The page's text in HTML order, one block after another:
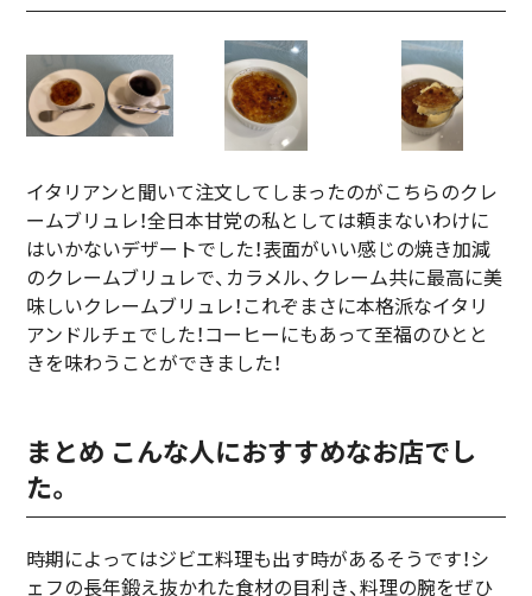
イタリアンと聞いて注文してしまったのがこちらのクレ
ームブリュレ！全日本甘党の私としては頼まないわけに
はいかないデザートでした！表面がいい感じの焼き加減
のクレームブリュレで、カラメル、クレーム共に最高に美
味しいクレームブリュレ！これぞまさに本格派なイタリ
アンドルチェでした！コーヒーにもあって至福のひとと
きを味わうことができました！
まとめ こんな人におすすめなお店でし
た。
時期によってはジビエ料理も出す時があるそうです！シ
ェフの長年鍛え抜かれた食材の目利き、料理の腕をぜひ